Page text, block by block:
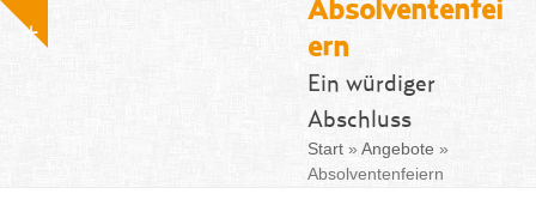
Skip
Show
Absolventenfei
ern
Ein würdiger
Abschluss
Start » Angebote »
Absolventenfeiern